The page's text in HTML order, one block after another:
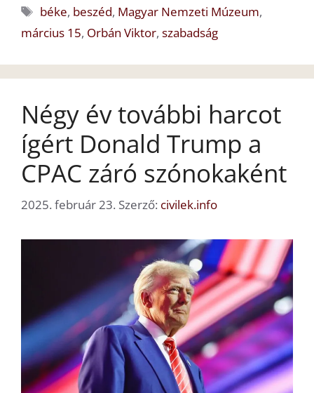
Címkék
béke, beszéd, Magyar Nemzeti Múzeum,
március 15, Orbán Viktor, szabadság
Négy év további harcot
ígért Donald Trump a
CPAC záró szónokaként
2025. február 23. Szerző: civilek.info